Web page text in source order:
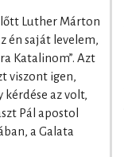
Luther Márton
én saját levelem,
Katalinom”. Azt
viszont igen,
az volt,
Pál apostol
a Galata